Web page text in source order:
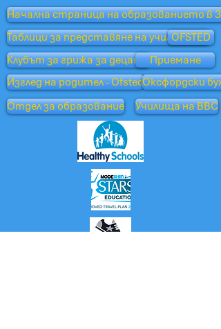
Начална страница на образованието в
Таблици за представяне на училищата
OFSTED
Клубът за грижа за децата
Изглед на родител - Ofsted
Приемане
Оксфордски
Отдел за образование
Училища на BBC